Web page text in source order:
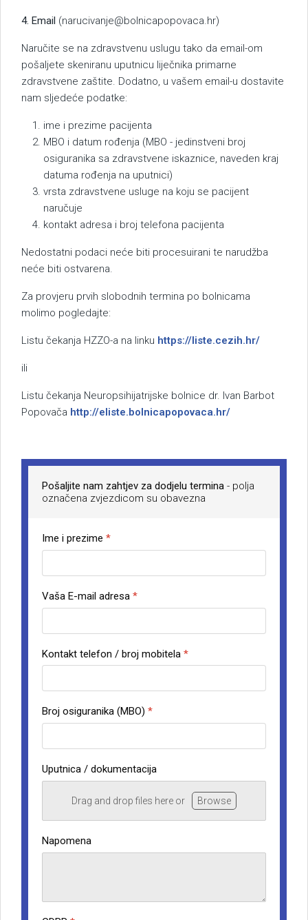
4. Email (narucivanje@bolnicapopovaca.hr)
Naručite se na zdravstvenu uslugu tako da email-om
pošaljete skeniranu uputnicu liječnika primarne
zdravstvene zaštite. Dodatno, u vašem email-u dostavite
nam sljedeće podatke:
ime i prezime pacijenta
MBO i datum rođenja (MBO - jedinstveni broj
osiguranika sa zdravstvene iskaznice, naveden kraj
datuma rođenja na uputnici)
vrsta zdravstvene usluge na koju se pacijent
naručuje
kontakt adresa i broj telefona pacijenta
Nedostatni podaci neće biti procesuirani te narudžba
neće biti ostvarena.
Za provjeru prvih slobodnih termina po bolnicama
molimo pogledajte:
Listu čekanja HZZO-a na linku https://liste.cezih.hr/
ili
Listu čekanja Neuropsihijatrijske bolnice dr. Ivan Barbot
Popovača http://eliste.bolnicapopovaca.hr/
Pošaljite nam zahtjev za dodjelu termina - polja
označena zvjezdicom su obavezna
Ime i prezime *
Vaša E-mail adresa *
Kontakt telefon / broj mobitela *
Broj osiguranika (MBO) *
Uputnica / dokumentacija
Drag and drop files here or Browse
Napomena